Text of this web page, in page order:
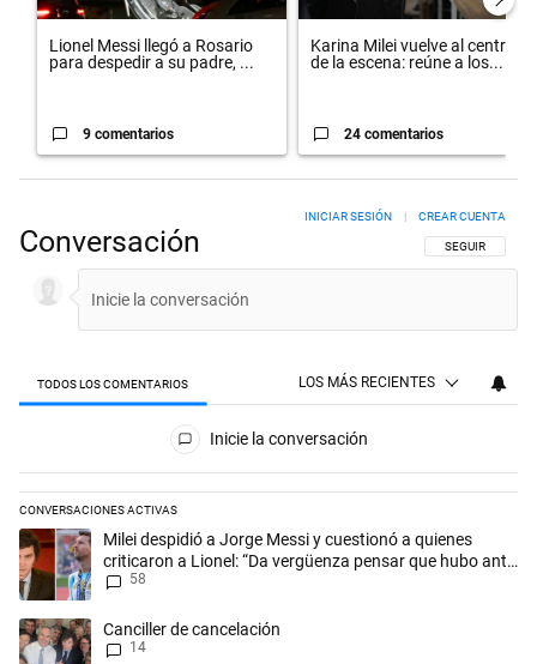
Lionel Messi llegó a Rosario
para despedir a su padre, ...
9 comentarios
Karina Milei vuelve al centro
de la escena: reúne a los...
24 comentarios
Conversación SIGA ESTA
SEGUIR
INICIAR SESIÓN CREAR CUENTA
TODOS LOS COMENTARIOS LOS MÁS RECIENTES
Todos los comentarios
Inicie la conversación
CONVERSACIONES ACTIVAS
Este listado muestra los artículos con más comentarios en los
Un artículo de tendencia con el título "Milei despidió a Jorge Messi y
Milei despidió a Jorge Messi y cuestionó a quienes
criticaron a Lionel: “Da vergüenza pensar que hubo anti-
Messi”
58
Un artículo de tendencia con el título "Canciller de cancelación" con
Canciller de cancelación
14